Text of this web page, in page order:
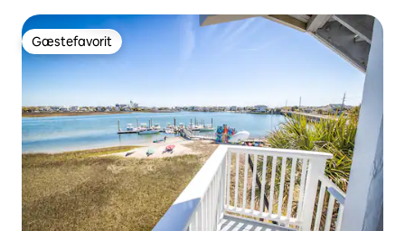
Gæstefavorit
Gæstefavorit